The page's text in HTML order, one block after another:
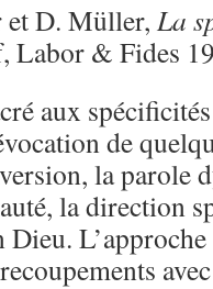
et D. Müller, La
Labor & Fides
aux
de
la parole
la direction